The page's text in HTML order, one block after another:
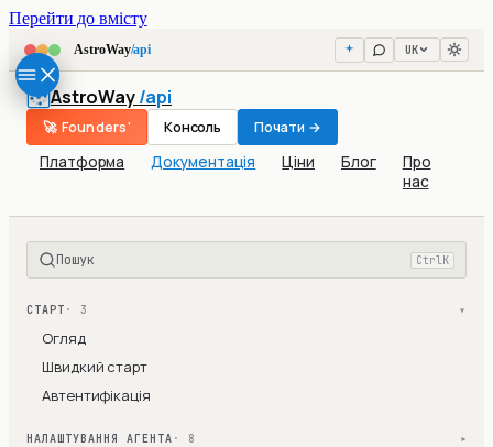
Перейти до вмісту
AstroWay/api UK
AstroWay/api
Платформа Документація Ціни Блог
Про
нас
🚀 Founders' Консоль Почати →
Пошук Ctrl K
СТАРТ · 3 ▾
Огляд
Швидкий старт
Автентифікація
НАЛАШТУВАННЯ АГЕНТА · 8 ▾